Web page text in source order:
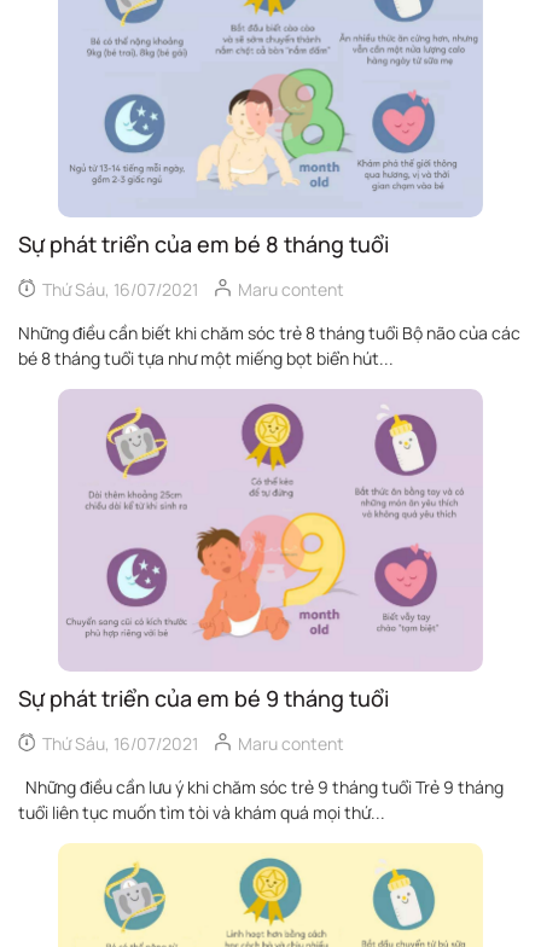
Sự phát triển của em bé 8 tháng tuổi
Thứ Sáu, 16/07/2021
Maru content
Những điều cần biết khi chăm sóc trẻ 8 tháng tuổi Bộ não của các
bé 8 tháng tuổi tựa như một miếng bọt biển hút...
Sự phát triển của em bé 9 tháng tuổi
Thứ Sáu, 16/07/2021
Maru content
Những điều cần lưu ý khi chăm sóc trẻ 9 tháng tuổi Trẻ 9 tháng
tuổi liên tục muốn tìm tòi và khám quá mọi thứ...